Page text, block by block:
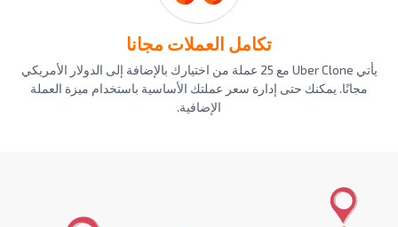
تكامل العملات مجانا
يأتي Uber Clone مع 25 عملة من اختيارك بالإضافة إلى الدولار الأمريكي
مجانًا. يمكنك حتى إدارة سعر عملتك الأساسية باستخدام ميزة العملة
الإضافية.